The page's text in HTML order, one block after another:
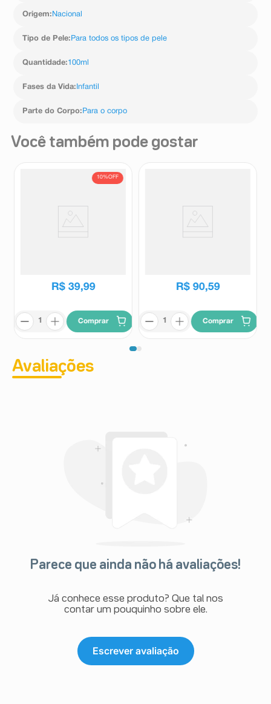
Origem: Nacional
Tipo de Pele: Para todos os tipos de pele
Quantidade:100ml
Fases da Vida: Infantil
Parte do Corpo: Para o corpo
Você também pode gostar
10%OFF
R$ 39,99
Comprar
R$ 90,59
Comprar
Avaliações
Parece que ainda não há avaliações!
Já conhece esse produto? Que tal nos
contar um pouquinho sobre ele.
Escrever avaliação